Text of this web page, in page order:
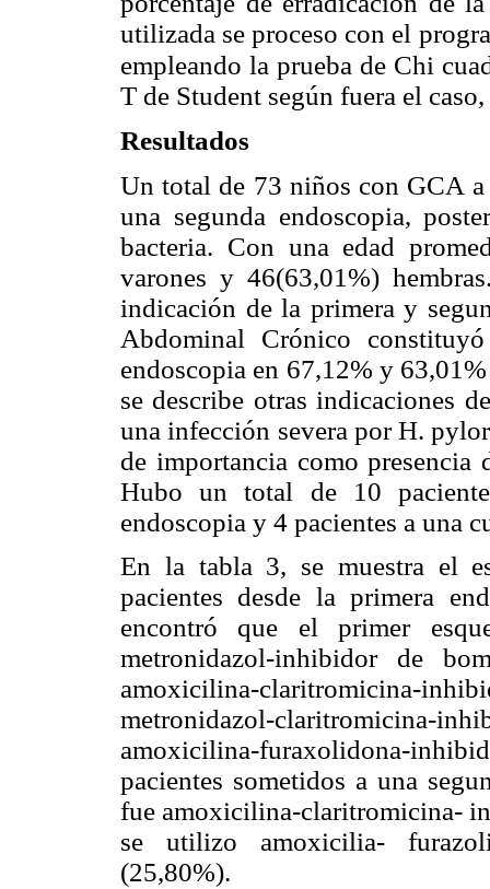
utilizada se proceso con el
empleando la prueba de Chi
T de Student según fuera el
Resultados
Un total de 73 niños con GCA
una segunda endoscopia,
bacteria. Con una edad
varones y 46(63,01%)
indicación de la primera y
Abdominal Crónico
endoscopia en 67,12% y
se describe otras indicaciones
una infección severa por H.
de importancia como presencia
Hubo un total de 10
endoscopia y 4 pacientes a una
En la tabla 3, se muestra el
pacientes desde la primera
encontró que el primer
metronidazol-inhibidor de
amoxicilina-claritromicina-
metronidazol-
amoxicilina-furaxolidona-
pacientes sometidos a una
fue amoxicilina-claritromicina-
se utilizo amoxicilia-
(25,80%).